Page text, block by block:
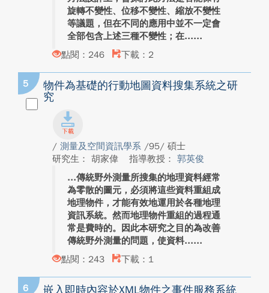
旋轉不變性、位移不變性、縮放不變性
等議題，但在不同的應用中並不一定會
全部包含上述三種不變性；在...
點閱：246
下載：2
5
物件為基礎的行動地圖資料搜集系統之研
究
/ 測量及空間資訊學系 /95/ 碩士
研究生： 胡家偉
指導教授： 郭英俊
傳統野外測量所搜集的地理資料經常
為零散的圖元，必須將這些資料重組成
地理物件，才能有效地運用於各種地理
資訊系統。然而地理物件重組的過程通
常是費時的。因此本研究之目的為改善
傳統野外測量的問題，使資料...
點閱：243
下載：1
6 嵌入即時內容於XML物件之事件服務系統